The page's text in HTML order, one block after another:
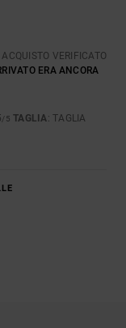
ACQUISTO VERIFICATO
ERA ANCORA
/5 TAGLIA: TAGLIA